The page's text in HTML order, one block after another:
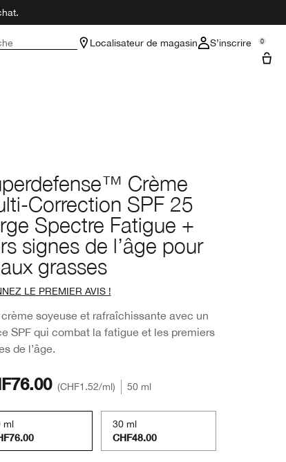
Localisateur de magasin S’inscrire 0
Crème
Correction SPF 25
Spectre Fatigue +
signes de l’âge pour
grasses
LE PREMIER AVIS !
soyeuse et rafraîchissante avec un
SPF qui combat la fatigue et les premiers
de l’âge.
CHF1.52/ml 50 ml
ml 30 ml
CHF48.00